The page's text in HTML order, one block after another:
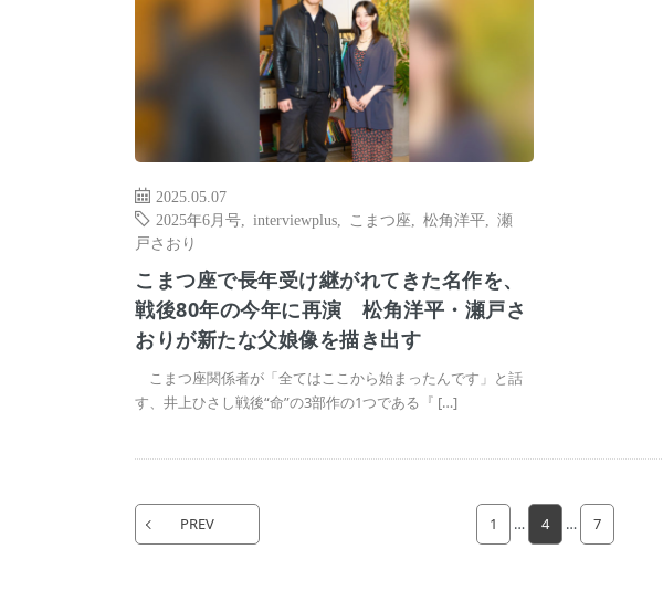
2025.05.07
2025年6月号
interviewplus こまつ座 松角洋平
瀬
戸さおり
こまつ座で長年受け継がれてきた名作を、
戦後80年の今年に再演 松角洋平・瀬戸さ
おりが新たな父娘像を描き出す
こまつ座関係者が「全てはここから始まったんです」と話
す、井上ひさし戦後“命”の3部作の1つである『 […]
PREV 1 … 4 … 7